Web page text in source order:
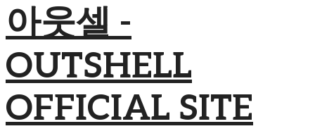
아웃셀 -
OUTSHELL
OFFICIAL SITE